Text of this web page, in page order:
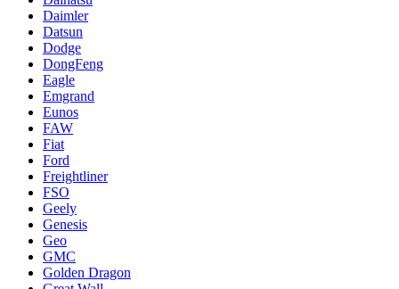
Daimler
Datsun
Dodge
DongFeng
Eagle
Emgrand
Eunos
FAW
Fiat
Ford
Freightliner
FSO
Geely
Genesis
Geo
GMC
Golden Dragon